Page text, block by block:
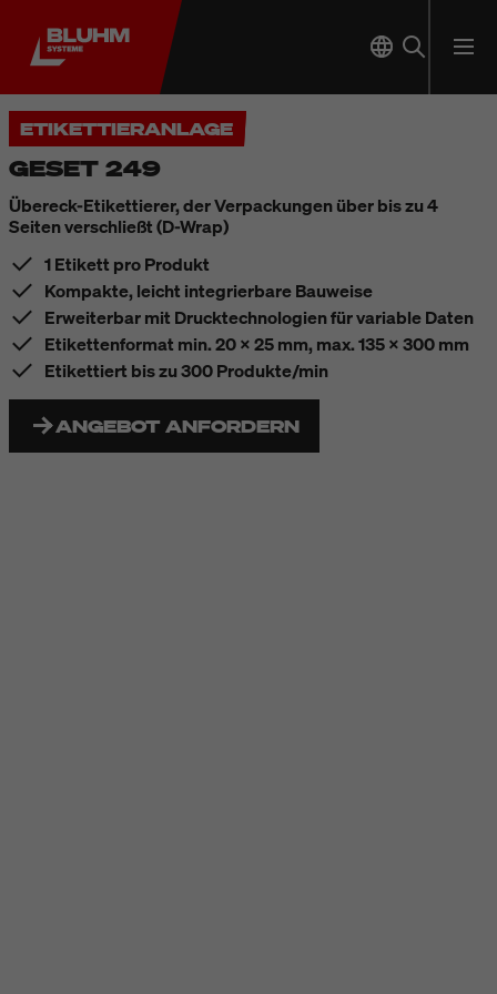
ETIKETTIERANLAGE
GESET 249
Übereck-Etikettierer, der Verpackungen über bis zu 4
Seiten verschließt (D-Wrap)
1 Etikett pro Produkt
Kompakte, leicht integrierbare Bauweise
Erweiterbar mit Drucktechnologien für variable Daten
Etikettenformat min. 20 x 25 mm, max. 135 x 300 mm
Etikettiert bis zu 300 Produkte/min
ANGEBOT ANFORDERN